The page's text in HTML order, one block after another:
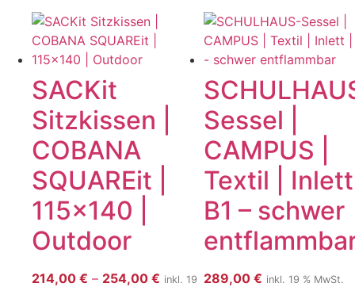
SACKit
Sitzkissen |
COBANA
SQUAREit |
115×140 |
Outdoor
214,00 € – 254,00 € inkl. 19
Sessel |
CAMPUS |
Textil |
B1 – schwer
289,00 € inkl. 19 % MwSt.